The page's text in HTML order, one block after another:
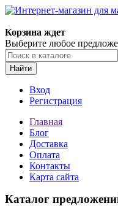
Корзина ждет
Выберите любое
Найти
Вход
Регистрация
Главная
Блог
Доставка
Оплата
Контакты
Карта сайта
Каталог